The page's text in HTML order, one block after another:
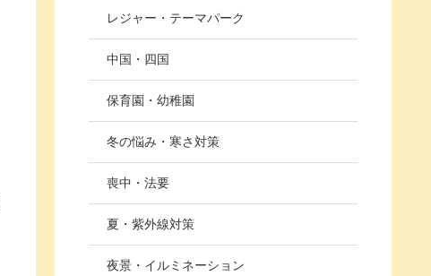
レジャー・テーマパーク
中国・四国
保育園・幼稚園
冬の悩み・寒さ対策
喪中・法要
夏・紫外線対策
夜景・イルミネーション